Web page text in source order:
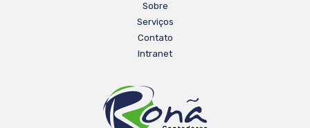
Sobre
Serviços
Contato
Intranet